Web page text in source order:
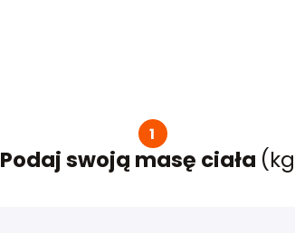
1
Podaj swoją masę ciała